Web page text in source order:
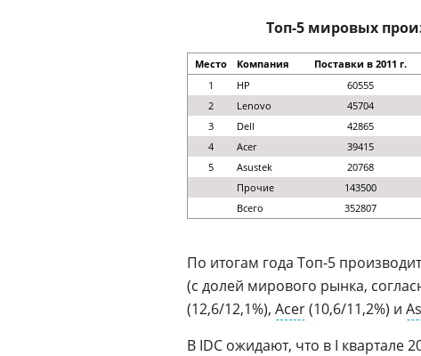
Топ-5 мировых
Место Компания Поставки в 2011 г.
1
HP 60555
2
Lenovo 45704
3
Dell 42865
4
Acer 39415
5
Asustek 20768
Прочие
143500
Всего
352807
По итогам года Топ-5
(с долей мирового рынка,
(12,6/12,1%), Acer(10,6/11,2%) и
В IDC ожидают, что в I квартале